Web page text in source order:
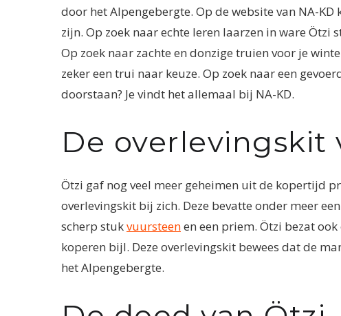
door het Alpengebergte. Op de website van NA-
zijn. Op zoek naar echte leren laarzen in ware Ötzi
Op zoek naar zachte en donzige truien voor je
zeker een trui naar keuze. Op zoek naar een
doorstaan? Je vindt het allemaal bij NA-KD.
De overlevingskit
Ötzi gaf nog veel meer geheimen uit de kopertijd
overlevingskit bij zich. Deze bevatte onder meer
scherp stukvuursteenen een priem. Ötzi bezat
koperen bijl. Deze overlevingskit bewees dat de
het Alpengebergte.